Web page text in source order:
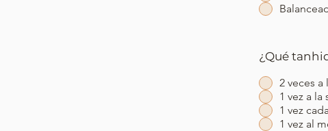
¿Qué
2 veces a
1 vez a la
1 vez
1 vez al